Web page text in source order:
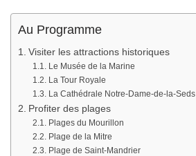
Au Programme
Visiter les attractions historiques
Le Musée de la Marine
La Tour Royale
La Cathédrale Notre-Dame-de-la-Seds
Profiter des plages
Plages du Mourillon
Plage de la Mitre
Plage de Saint-Mandrier